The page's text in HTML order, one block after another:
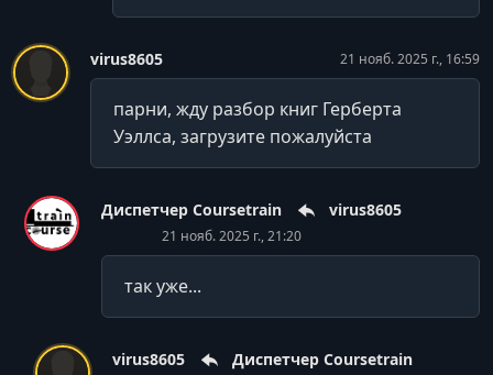
virus8605 21 нояб. 2025 г., 16:59
парни, жду разбор книг Герберта
Уэллса, загрузите пожалуйста
Диспетчер Coursetrain virus8605
21 нояб. 2025 г., 21:20
так уже...
virus8605 Диспетчер Coursetrain